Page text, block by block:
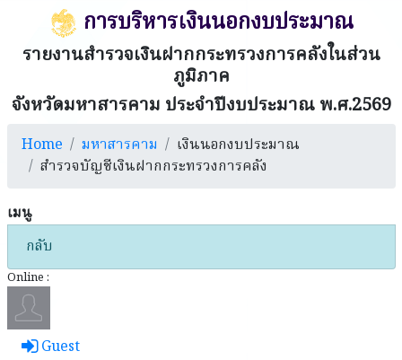
การบริหารเงินนอกงบประมาณ
รายงานสำรวจเงินฝากกระทรวงการคลังในส่วน
ภูมิภาค
จังหวัดมหาสารคาม ประจำปีงบประมาณ พ.ศ.2569
Home มหาสารคาม
เงินนอกงบประมาณ
สำรวจบัญชีเงินฝากกระทรวงการคลัง
เมนู
กลับ
Online :
Guest